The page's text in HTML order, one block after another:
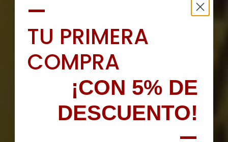
—
TU PRIMERA
COMPRA
¡CON 5% DE
DESCUENTO!